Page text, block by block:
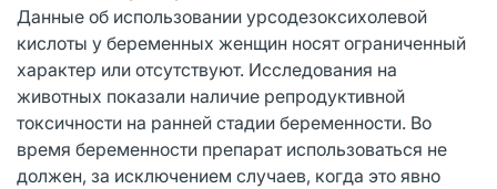
Данные об использовании урсодезоксихолевой
кислоты у беременных женщин носят ограниченный
характер или отсутствуют. Исследования на
животных показали наличие репродуктивной
токсичности на ранней стадии беременности. Во
время беременности препарат использоваться не
должен, за исключением случаев, когда это явно